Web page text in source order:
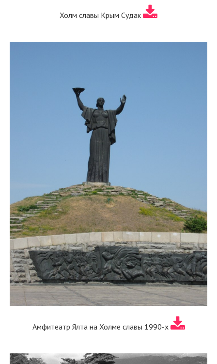
Холм славы Крым Судак
Амфитеатр Ялта на Холме славы 1990-х